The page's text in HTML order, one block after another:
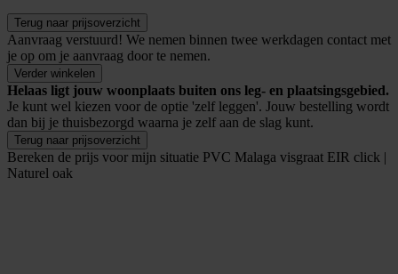
Terug naar prijsoverzicht
Aanvraag verstuurd! We nemen binnen twee werkdagen contact met
je op om je aanvraag door te nemen.
Verder winkelen
Helaas ligt jouw woonplaats buiten ons leg- en plaatsingsgebied.
Je kunt wel kiezen voor de optie 'zelf leggen'. Jouw bestelling wordt
dan bij je thuisbezorgd waarna je zelf aan de slag kunt.
Terug naar prijsoverzicht
Bereken de prijs voor mijn situatie PVC Malaga visgraat EIR click |
Naturel oak